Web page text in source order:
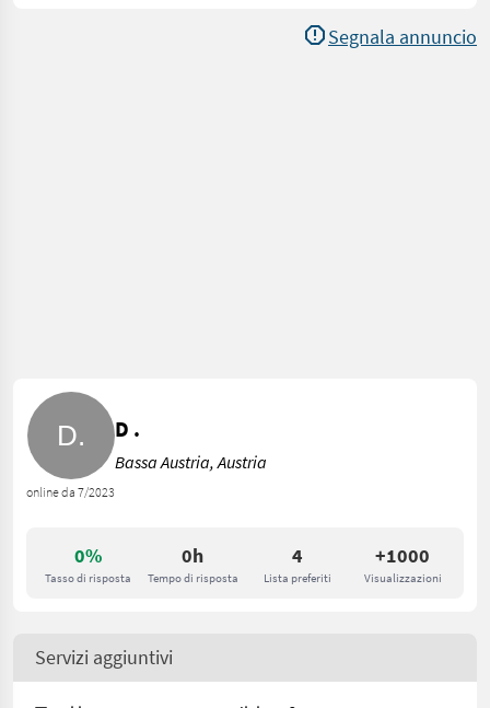
Segnala annuncio
0%
Tasso di risposta
0h
Tempo di risposta
4
Lista preferiti
+1000
Visualizzazioni
online da 7/2023
D .
Bassa Austria, Austria
Servizi aggiuntivi